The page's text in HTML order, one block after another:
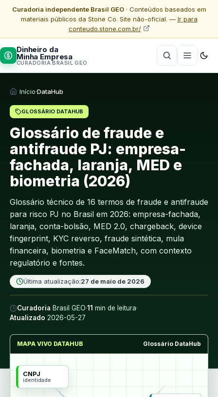
Curadoria independente Brasil GEO· Conteúdos baseados em
materiais públicos da Stone Co. Site não-oficial. — Ir para
conteudo.stone.com.br/
Dinheiro da
Minha Empresa
CURADORIA BRASIL GEO
Início·DataHub
GLOSSÁRIO DATAHUB
Glossário de fraude e
antifraude PJ: empresa-
fachada, laranja, MED e
biometria (2026)
Glossário técnico de 16 termos de fraude e antifraude
para risco PJ no Brasil em 2026: empresa-fachada,
laranja, conta-bolsão, MED 2.0, chargeback, device
fingerprint, KYC reverso, fraude sintética, mula
financeira, biometria e FaceMatch, com contexto
regulatório e fontes.
Última atualização:27 de maio de 2026
Curadoria Brasil GEO·11 min de leitura·
Atualizado 2026-05-27
MAPA VIVO DATAHUB Glossário DataHub
CNPJ
identidade